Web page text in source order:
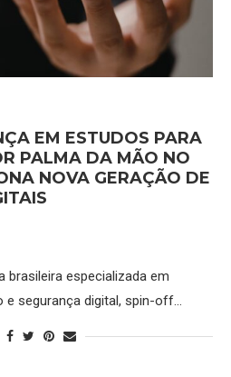
EM ESTUDOS PARA
PALMA DA MÃO NO
NOVA GERAÇÃO DE
brasileira especializada em
e segurança digital, spin-off…